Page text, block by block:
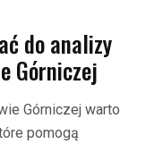
do analizy
Górniczej
Górniczej warto
pomogą